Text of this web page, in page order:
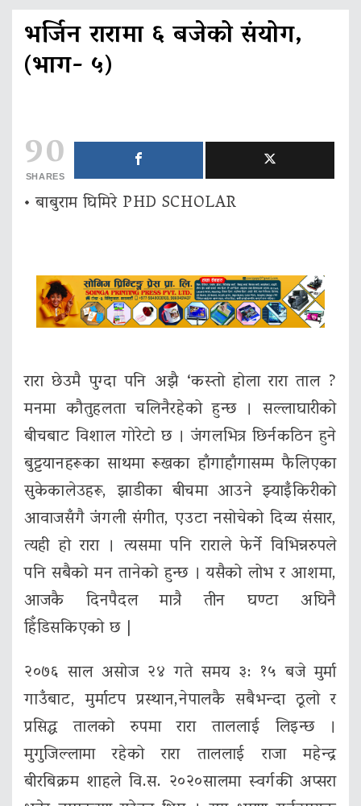
भर्जिन रारामा ६ बजेको संयोग,
(भाग- ५)
90
SHARES
• बाबुराम घिमिरे PHD SCHOLAR
रारा छेउमै पुग्दा पनि अझै ‘कस्तो होला रारा ताल ?
मनमा कौतुहलता चलिनैरहेको हुन्छ । सल्लाघारीको
बीचबाट विशाल गोरेटो छ । जंगलभित्र छिर्नकठिन हुने
बुट्टयानहरूका साथमा रूखका हाँगाहाँगासम्म फैलिएका
सुकेकालेउहरू, झाडीका बीचमा आउने झ्याइँकिरीको
आवाजसँगै जंगली संगीत, एउटा नसोचेको दिव्य संसार,
त्यही हो रारा । त्यसमा पनि राराले फेर्ने विभिन्नरुपले
पनि सबैको मन तानेको हुन्छ । यसैको लोभ र आशमा,
आजकै दिनपैदल मात्रै तीन घण्टा अघिनै
हिँडिसकिएको छ |
२०७६ साल असोज २४ गते समय ३: १५ बजे मुर्मा
गाउँबाट, मुर्माटप प्रस्थान,नेपालकै सबैभन्दा ठूलो र
प्रसिद्ध तालको रुपमा रारा ताललाई लिइन्छ ।
मुगुजिल्लामा रहेको रारा ताललाई राजा महेन्द्र
बीरबिक्रम शाहले वि.स. २०२०सालमा स्वर्गकी अप्सरा